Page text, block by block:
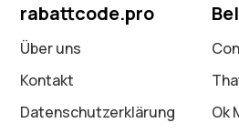
rabattcode.pro
Über uns
Kontakt
Datenschutz­erklärung
Ok